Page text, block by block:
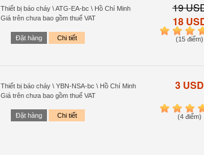
Thiết bị báo cháy \ ATG-EA-bc \ Hồ Chí Minh
Giá trên chưa bao gồm thuế VAT
Đặt hàng Chi tiết
19
18
1 2 3 4
(15 điểm)
Thiết bị báo cháy \ YBN-NSA-bc \ Hồ Chí Minh
Giá trên chưa bao gồm thuế VAT
Đặt hàng Chi tiết
3 USD
1 2 3 4
(4 điểm)